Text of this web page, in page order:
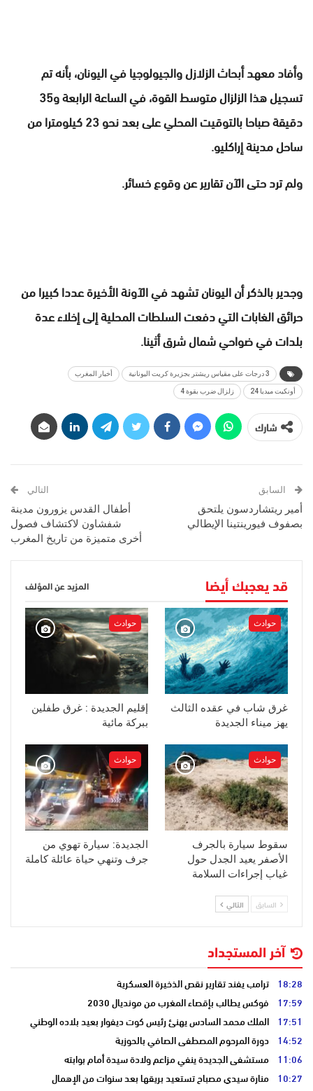
وأفاد معهد أبحاث الزلازل والجيولوجيا في اليونان، بأنه تم
تسجيل هذا الزلزال متوسط القوة، في الساعة الرابعة و35
دقيقة صباحا بالتوقيت المحلي على بعد نحو 23 كيلومترا من
ساحل مدينة إراكليو.
ولم ترد حتى الآن تقارير عن وقوع خسائر.
وجدير بالذكر أن اليونان تشهد في الآونة الأخيرة عددا كبيرا من
حرائق الغابات التي دفعت السلطات المحلية إلى إخلاء عدة
بلدات في ضواحي شمال شرق أثينا.
3 درجات على مقياس ريشتر بجزيرة كريت اليونانية أخبار المغرب
أونكيت ميديا 24 زلزال ضرب بقوة 4
شارك
السابق
أمير ريتشاردسون يلتحق
بصفوف فيورينتينا الإيطالي
التالي
أطفال القدس يزورون مدينة
شفشاون لاكتشاف فصول
أخرى متميزة من تاريخ المغرب
قد يعجبك أيضا المزيد عن المؤلف
حوادث
غرق شاب في عقده الثالث
يهز ميناء الجديدة
حوادث
إقليم الجديدة : غرق طفلين
ببركة مائية
حوادث
سقوط سيارة بالجرف
الأصفر يعيد الجدل حول
غياب إجراءات السلامة
حوادث
الجديدة: سيارة تهوي من
جرف وتنهي حياة عائلة كاملة
السابق التالي
آخر المستجداد
18:28 ترامب يفند تقارير نقص الذخيرة العسكرية
17:59 فوكس يطالب بإقصاء المغرب من مونديال 2030
17:51 الملك محمد السادس يهنئ رئيس كوت ديفوار بعيد بلاده الوطني
14:52 دورة المرحوم المصطفى الصافي بالحوزية
11:06 مستشفى الجديدة ينفي مزاعم ولادة سيدة أمام بوابته
10:27 منارة سيدي مصباح تستعيد بريقها بعد سنوات من الإهمال